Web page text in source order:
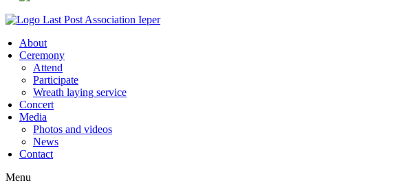
About
Ceremony
Attend
Participate
Wreath laying service
Concert
Media
Photos and videos
News
Contact
Menu